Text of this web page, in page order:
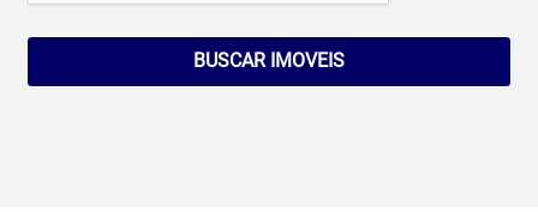
BUSCAR IMOVEIS